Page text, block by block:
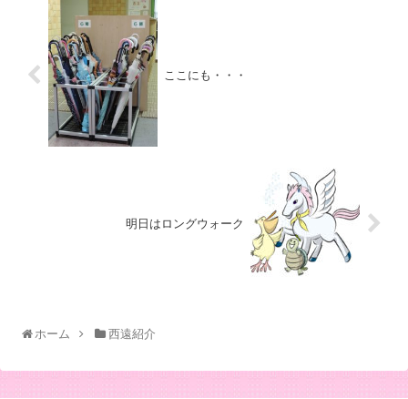
ここにも・・・
明日はロングウォーク
ホーム 西遠紹介